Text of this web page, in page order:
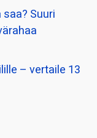
Suuri
– vertaile 13